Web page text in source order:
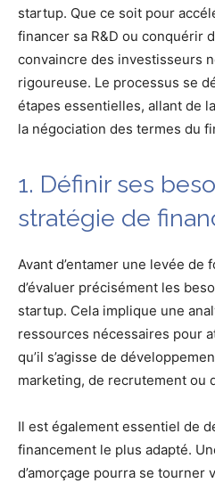
startup. Que ce soit pour
financer sa R&D ou conquérir
convaincre des investisseurs
rigoureuse. Le processus se
étapes essentielles, allant de
la négociation des termes du
1. Définir ses
stratégie de
Avant d’entamer une levée de
d’évaluer précisément les
startup. Cela implique une
ressources nécessaires pour
qu’il s’agisse de
marketing, de recrutement ou
Il est également essentiel de
financement le plus adapté.
d’amorçage pourra se tourner